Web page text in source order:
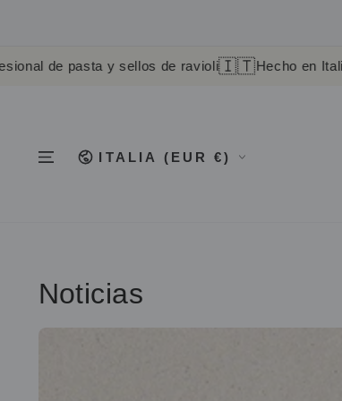
pasta y sellos de ravioli🇮🇹Hecho en Italia
País/región
ITALIA (EUR €)
Noticias